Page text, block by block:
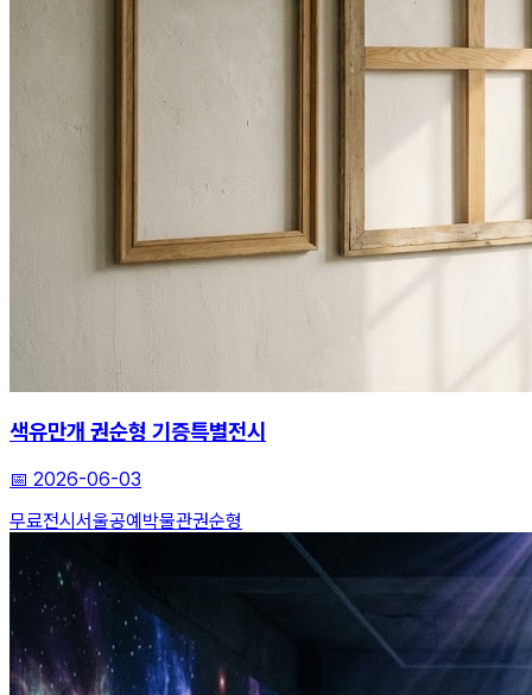
색유만개 권순형 기증특별전시
📅 2026-06-03
무료전시 서울공예박물관권순형